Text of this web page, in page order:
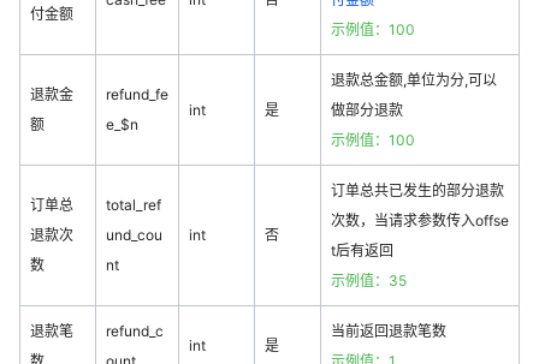
付金额
示例值：100
退款金
额
refund_fe
e_$n
int 是
退款总金额,单位为分,可以
做部分退款
示例值：100
订单总
退款次
数
total_ref
und_cou
nt
int 否
订单总共已发生的部分退款
次数，当请求参数传入offse
t后有返回
示例值：35
退款笔
refund_c
int 是
当前返回退款笔数